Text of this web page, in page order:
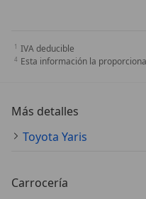
IVA deducible
Esta información la
Más detalles
Toyota Yaris
Carrocería